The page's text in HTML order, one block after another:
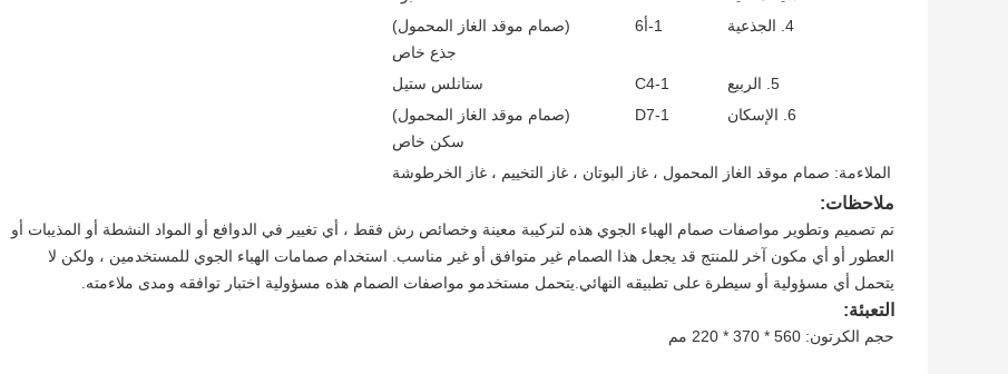
4. الجذعية
1-أ6
(صمام موقد الغاز المحمول)
جذع خاص
5. الربيع
1-C4
ستانلس ستيل
6. الإسكان
1-D7
(صمام موقد الغاز المحمول)
سكن خاص
الملاءمة: صمام موقد الغاز المحمول ، غاز البوتان ، غاز التخييم ، غاز الخرطوشة
ملاحظات:
تم تصميم وتطوير مواصفات صمام الهباء الجوي هذه لتركيبة معينة وخصائص رش فقط ، أي تغيير في الدوافع أو المواد النشطة أو المذيبات أو
العطور أو أي مكون آخر للمنتج قد يجعل هذا الصمام غير متوافق أو غير مناسب. استخدام صمامات الهباء الجوي للمستخدمين ، ولكن لا
يتحمل أي مسؤولية أو سيطرة على تطبيقه النهائي.يتحمل مستخدمو مواصفات الصمام هذه مسؤولية اختبار توافقه ومدى ملاءمته.
التعبئة:
حجم الكرتون: 560 * 370 * 220 مم